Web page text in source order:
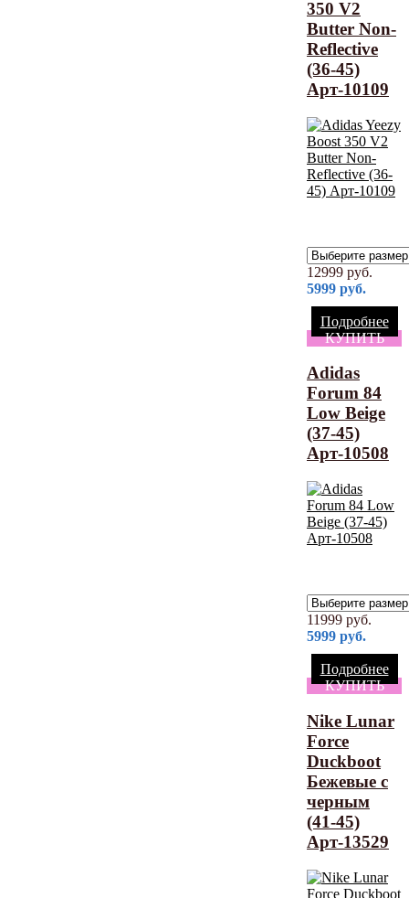
350 V2
Butter Non-
Reflective
(36-45)
Арт-10109
12999 руб.
5999 руб.
Подробнее
КУПИТЬ
Adidas
Forum 84
Low Beige
(37-45)
Арт-10508
11999 руб.
5999 руб.
Подробнее
КУПИТЬ
Nike Lunar
Force
Duckboot
Бежевые с
черным
(41-45)
Арт-13529